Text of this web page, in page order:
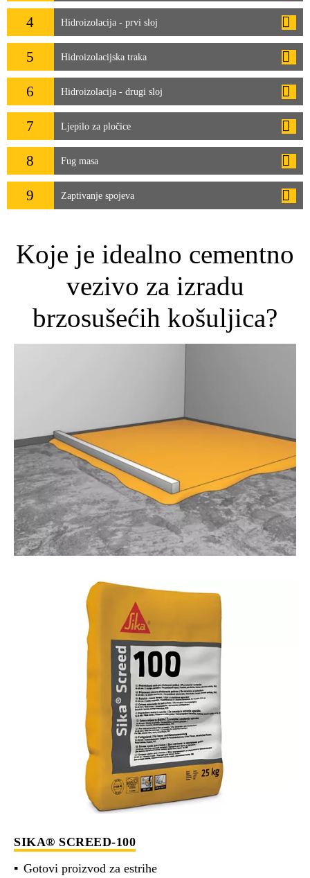
4 Hidroizolacija - prvi sloj
5 Hidroizolacijska traka
6 Hidroizolacija - drugi sloj
7 Ljepilo za pločice
8 Fug masa
9 Zaptivanje spojeva
Koje je idealno cementno
vezivo za izradu
brzosušećih košuljica?
SIKA® SCREED-100
Gotovi proizvod za estrihe